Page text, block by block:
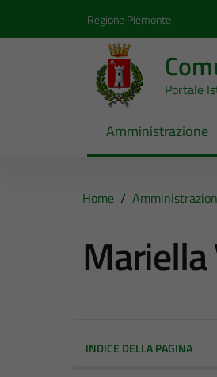
Regione Piemonte
Portale
Amministrazione
Home /
INDICE DELLA PAGINA